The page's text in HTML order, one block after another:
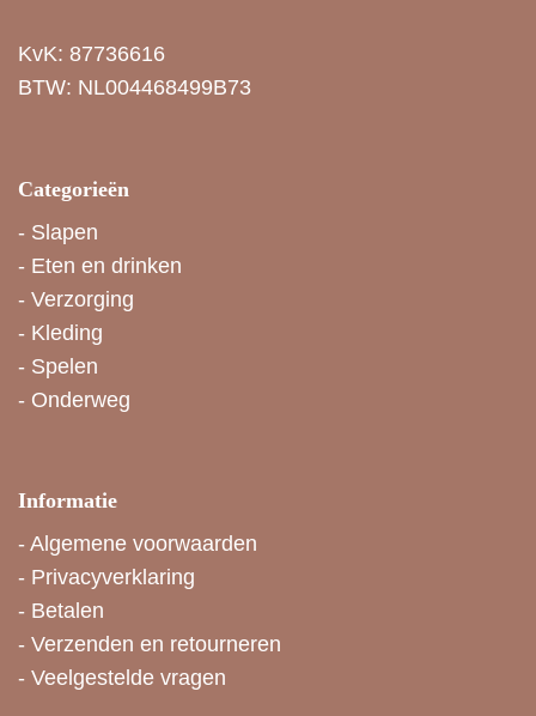
KvK: 87736616
BTW: NL004468499B73
Categorieën
- Slapen
- Eten en drinken
- Verzorging
- Kleding
- Spelen
- Onderweg
Informatie
- Algemene voorwaarden
- Privacyverklaring
- Betalen
- Verzenden en retourneren
- Veelgestelde vragen